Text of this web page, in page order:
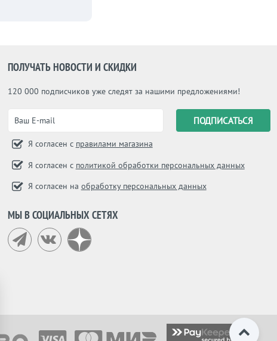
ПОЛУЧАТЬ НОВОСТИ И СКИДКИ
120 000 подписчиков уже следят за нашими предложениями!
Я согласен с правилами магазина
Я согласен с политикой обработки персональных данных
Я согласен на обработку персональных данных
МЫ В СОЦИАЛЬНЫХ СЕТЯХ